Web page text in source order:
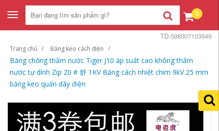
Toggle
navigation
0
Trang chủ Băng keo cách điện
Băng chống thấm nước Tiger J10 áp suất cao không thấm
nước tự dính Zip 20 # 舒 1KV Băng cách nhiệt chim 9kV 25 mm
băng keo quấn dây điện
TD-598007103949